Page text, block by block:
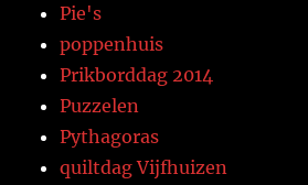
Pie's
poppenhuis
Prikborddag 2014
Puzzelen
Pythagoras
quiltdag Vijfhuizen